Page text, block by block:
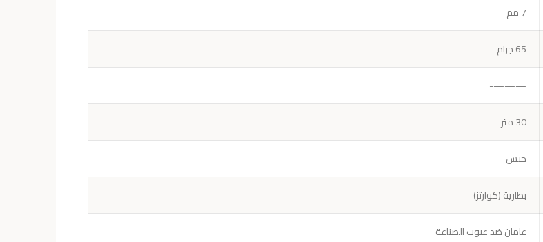
7 مم
65 جرام
———-
30 متر
جيس
بطارية (كوارتز)
عامان ضد عيوب الصناعة